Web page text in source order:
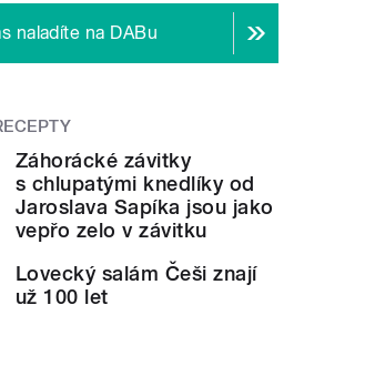
naladíte na DABu
Záhorácké závitky
s chlupatými knedlíky od
Jaroslava Sapíka jsou jako
vepřo zelo v závitku
Lovecký salám Češi znají
už 100 let